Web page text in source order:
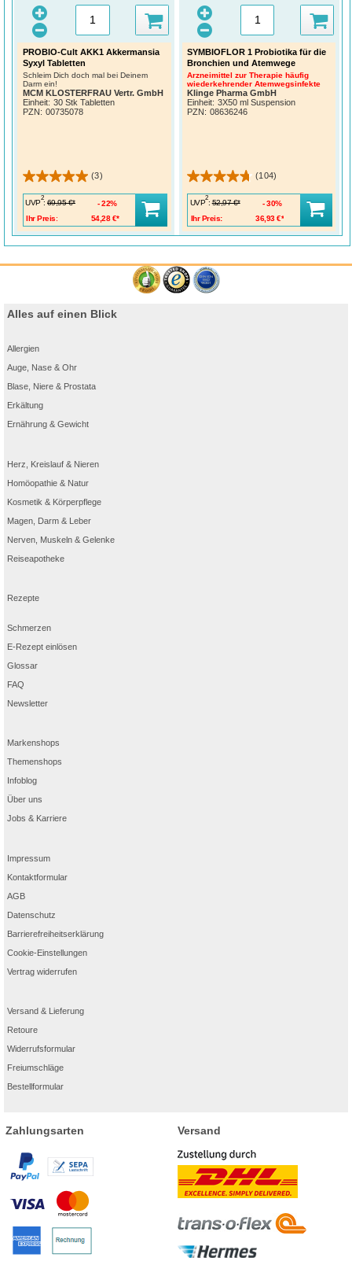
PROBIO-Cult AKK1 Akkermansia
Syxyl Tabletten
Schleim Dich doch mal bei Deinem
Darm ein!
MCM KLOSTERFRAU Vertr. GmbH
Einheit: 30 Stk Tabletten
PZN: 00735078
(3)
UVP
2
: 69,95 €*
Ihr Preis:
54,28 €*
22%
SYMBIOFLOR 1 Probiotika für die
Bronchien und Atemwege
Arzneimittel zur Therapie häufig
wiederkehrender Atemwegsinfekte
Klinge Pharma GmbH
Einheit: 3X50 ml Suspension
PZN: 08636246
(104)
UVP
2
: 52,97 €*
Ihr Preis:
36,93 €*
30%
Alles auf einen Blick
Allergien
Auge, Nase & Ohr
Blase, Niere & Prostata
Erkältung
Ernährung & Gewicht
Herz, Kreislauf & Nieren
Homöopathie & Natur
Kosmetik & Körperpflege
Magen, Darm & Leber
Nerven, Muskeln & Gelenke
Reiseapotheke
Rezepte
Schmerzen
E-Rezept einlösen
Glossar
FAQ
Newsletter
Markenshops
Themenshops
Infoblog
Über uns
Jobs & Karriere
Impressum
Kontaktformular
AGB
Datenschutz
Barrierefreiheitserklärung
Cookie-Einstellungen
Vertrag widerrufen
Versand & Lieferung
Retoure
Widerrufsformular
Freiumschläge
Bestellformular
Zahlungsarten Versand